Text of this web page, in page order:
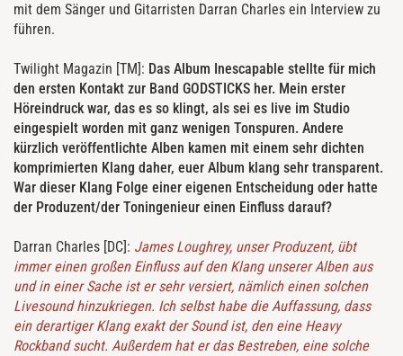
mit dem Sänger und Gitarristen Darran Charles ein Interview zu
führen.
Twilight Magazin [TM]: Das Album Inescapable stellte für mich
den ersten Kontakt zur Band GODSTICKS her. Mein erster
Höreindruck war, das es so klingt, als sei es live im Studio
eingespielt worden mit ganz wenigen Tonspuren. Andere
kürzlich veröffentlichte Alben kamen mit einem sehr dichten
komprimierten Klang daher, euer Album klang sehr transparent.
War dieser Klang Folge einer eigenen Entscheidung oder hatte
der Produzent/der Toningenieur einen Einfluss darauf?
Darran Charles [DC]: James Loughrey, unser Produzent, übt
immer einen großen Einfluss auf den Klang unserer Alben aus
und in einer Sache ist er sehr versiert, nämlich einen solchen
Livesound hinzukriegen. Ich selbst habe die Auffassung, dass
ein derartiger Klang exakt der Sound ist, den eine Heavy
Rockband sucht. Außerdem hat er das Bestreben, eine solche